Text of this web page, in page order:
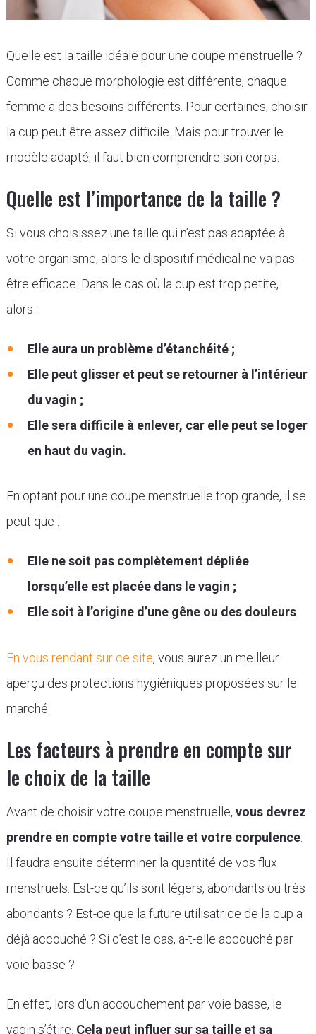
Quelle est la taille idéale pour une coupe menstruelle ?
Comme chaque morphologie est différente, chaque
femme a des besoins différents. Pour certaines, choisir
la cup peut être assez difficile. Mais pour trouver le
modèle adapté, il faut bien comprendre son corps.
Quelle est l’importance de la taille ?
Si vous choisissez une taille qui n’est pas adaptée à
votre organisme, alors le dispositif médical ne va pas
être efficace. Dans le cas où la cup est trop petite,
alors :
Elle aura un problème d’étanchéité ;
Elle peut glisser et peut se retourner à l’intérieur
du vagin ;
Elle sera difficile à enlever, car elle peut se loger
en haut du vagin.
En optant pour une coupe menstruelle trop grande, il se
peut que :
Elle ne soit pas complètement dépliée
lorsqu’elle est placée dans le vagin ;
Elle soit à l’origine d’une gêne ou des douleurs.
En vous rendant sur ce site, vous aurez un meilleur
aperçu des protections hygiéniques proposées sur le
marché.
Les facteurs à prendre en compte sur
le choix de la taille
Avant de choisir votre coupe menstruelle, vous devrez
prendre en compte votre taille et votre corpulence.
Il faudra ensuite déterminer la quantité de vos flux
menstruels. Est-ce qu’ils sont légers, abondants ou très
abondants ? Est-ce que la future utilisatrice de la cup a
déjà accouché ? Si c’est le cas, a-t-elle accouché par
voie basse ?
En effet, lors d’un accouchement par voie basse, le
vagin s’étire. Cela peut influer sur sa taille et sa